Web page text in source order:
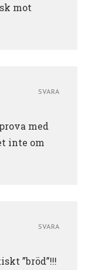
mot
med
inte om
SVARA
”bröd”!!!
SVARA